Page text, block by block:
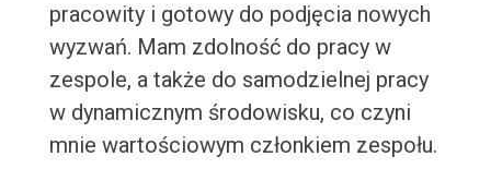
pracowity i gotowy do podjęcia nowych
wyzwań. Mam zdolność do pracy w
zespole, a także do samodzielnej pracy
w dynamicznym środowisku, co czyni
mnie wartościowym członkiem zespołu.